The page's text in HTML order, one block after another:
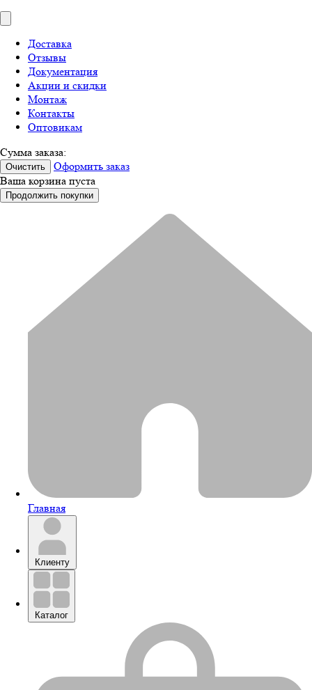
Доставка
Отзывы
Документация
Акции и скидки
Монтаж
Контакты
Оптовикам
Сумма заказа:
Очистить
Оформить заказ
Ваша корзина пуста
Продолжить покупки
Главная
Клиенту
Каталог